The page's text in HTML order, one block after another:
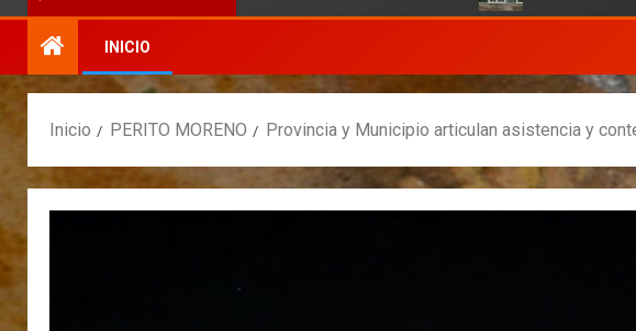
INICIO
Inicio PERITO MORENO Provincia y Municipio articulan asistencia y